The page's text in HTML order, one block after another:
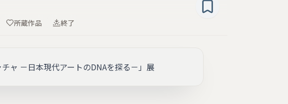
所蔵作品 終了
ャ －日本現代アートのDNAを探る－」展